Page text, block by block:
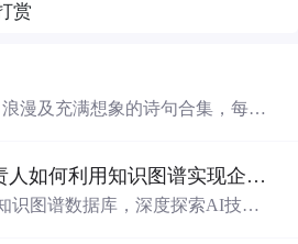
赏
漫及充满想象的诗句合集，每一
产业园区运营负责人如何利用知识图谱实现企业精准对接与协同？.docx
识图谱数据库，深度探索AI技术